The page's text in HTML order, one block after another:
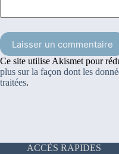
Laisser un commentaire
Ce site utilise Akismet pour
plus sur la façon dont les
traitées.
ACCÈS RAPIDES